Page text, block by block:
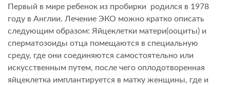
Ч.З.В.
Первый в мире ребенок из пробирки родился в 1978
году в Англии. Лечение ЭКО можно кратко описать
следующим образом: Яйцеклетки матери(ооциты) и
сперматозоиды отца помещаются в специальную
среду, где они соединяются самостоятельно или
искусственным путем, после чего оплодотворенная
яйцеклетка имплантируется в матку женщины, где и